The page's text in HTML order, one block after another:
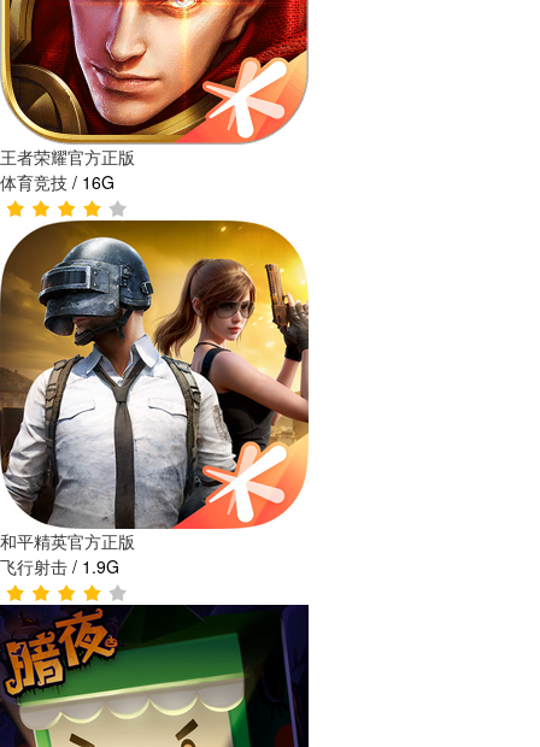
王者荣耀官方正版
体育竞技 / 16G
和平精英官方正版
飞行射击 / 1.9G